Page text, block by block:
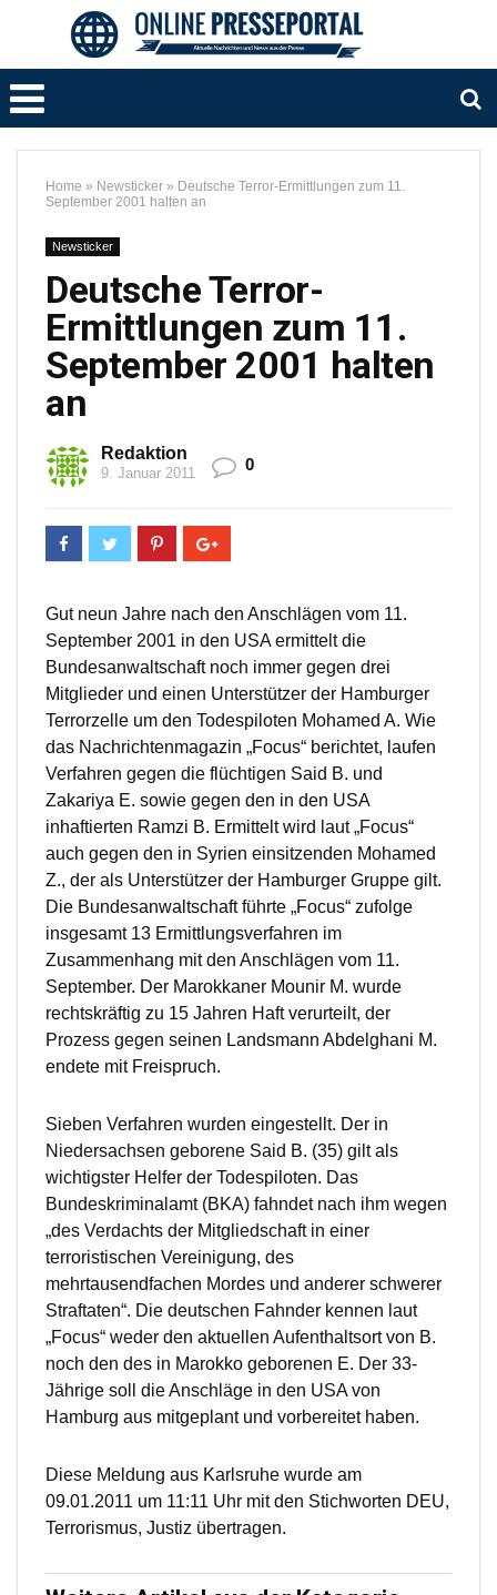
Home » Newsticker » Deutsche Terror-Ermittlungen zum 11.
September 2001 halten an
Newsticker
Deutsche Terror-
Ermittlungen zum 11.
September 2001 halten
an
Redaktion
9. Januar 2011 0
Gut neun Jahre nach den Anschlägen vom 11.
September 2001 in den USA ermittelt die
Bundesanwaltschaft noch immer gegen drei
Mitglieder und einen Unterstützer der Hamburger
Terrorzelle um den Todespiloten Mohamed A. Wie
das Nachrichtenmagazin „Focus“ berichtet, laufen
Verfahren gegen die flüchtigen Said B. und
Zakariya E. sowie gegen den in den USA
inhaftierten Ramzi B. Ermittelt wird laut „Focus“
auch gegen den in Syrien einsitzenden Mohamed
Z., der als Unterstützer der Hamburger Gruppe gilt.
Die Bundesanwaltschaft führte „Focus“ zufolge
insgesamt 13 Ermittlungsverfahren im
Zusammenhang mit den Anschlägen vom 11.
September. Der Marokkaner Mounir M. wurde
rechtskräftig zu 15 Jahren Haft verurteilt, der
Prozess gegen seinen Landsmann Abdelghani M.
endete mit Freispruch.
Sieben Verfahren wurden eingestellt. Der in
Niedersachsen geborene Said B. (35) gilt als
wichtigster Helfer der Todespiloten. Das
Bundeskriminalamt (BKA) fahndet nach ihm wegen
„des Verdachts der Mitgliedschaft in einer
terroristischen Vereinigung, des
mehrtausendfachen Mordes und anderer schwerer
Straftaten“. Die deutschen Fahnder kennen laut
„Focus“ weder den aktuellen Aufenthaltsort von B.
noch den des in Marokko geborenen E. Der 33-
Jährige soll die Anschläge in den USA von
Hamburg aus mitgeplant und vorbereitet haben.
Diese Meldung aus Karlsruhe wurde am
09.01.2011 um 11:11 Uhr mit den Stichworten DEU,
Terrorismus, Justiz übertragen.